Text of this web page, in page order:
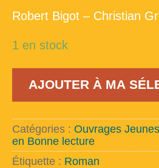
Robert Bigot – Christian
1 en stock
Le
en
patience
AJOUTER À MA
Catégories : Ouvrages
en Bonne lecture
Étiquette : Roman